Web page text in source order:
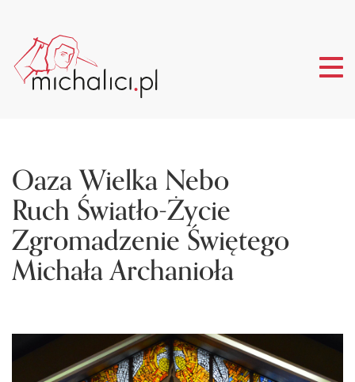
Oaza Wielka Nebo
Ruch Światło-Życie
Zgromadzenie Świętego
Michała Archanioła